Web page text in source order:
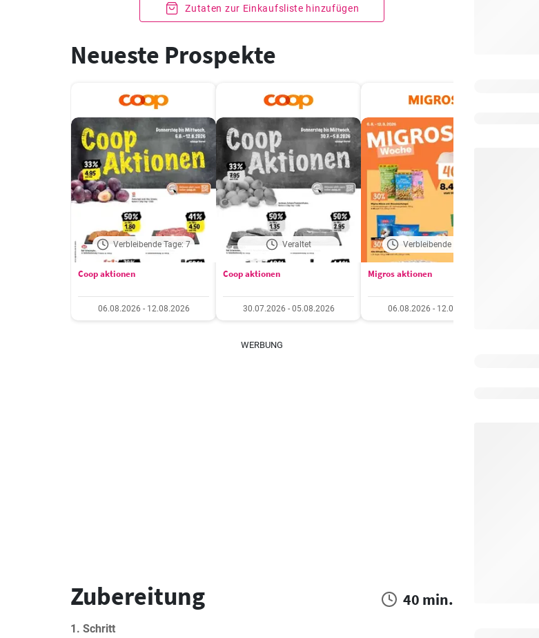
Zutaten zur Einkaufsliste hinzufügen
Neueste Prospekte
Verbleibende Tage: 7
Coop aktionen
06.08.2026 - 12.08.2026
Veraltet
Coop aktionen
30.07.2026 - 05.08.2026
Verbleibende Tage: 7
Migros aktionen
06.08.2026 - 12.08.2026
WERBUNG
Zubereitung 40 min.
1. Schritt